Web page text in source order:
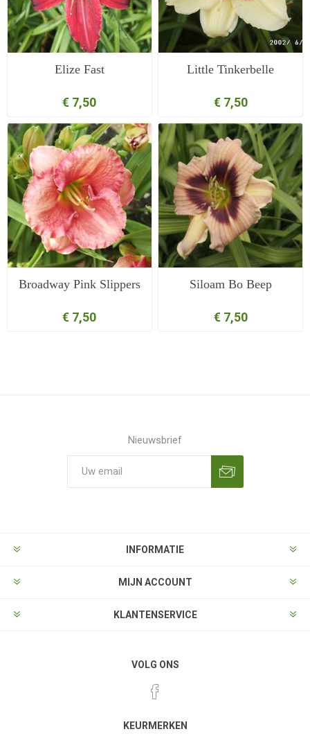
Elize Fast
€ 7,50
Little Tinkerbelle
€ 7,50
Broadway Pink Slippers
€ 7,50
Siloam Bo Beep
€ 7,50
Nieuwsbrief
INFORMATIE
MIJN ACCOUNT
KLANTENSERVICE
VOLG ONS
KEURMERKEN